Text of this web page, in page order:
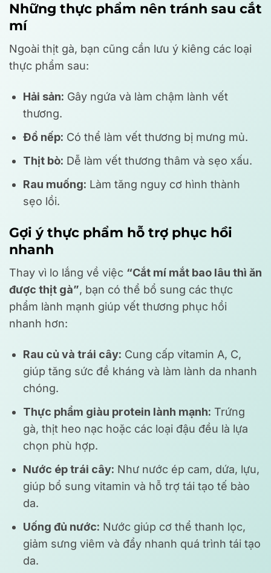
Những thực phẩm nên tránh sau cắt
mí
Ngoài thịt gà, bạn cũng cần lưu ý kiêng các loại
thực phẩm sau:
Hải sản: Gây ngứa và làm chậm lành vết
thương.
Đồ nếp: Có thể làm vết thương bị mưng mủ.
Thịt bò: Dễ làm vết thương thâm và sẹo xấu.
Rau muống: Làm tăng nguy cơ hình thành
sẹo lồi.
Gợi ý thực phẩm hỗ trợ phục hồi
nhanh
Thay vì lo lắng về việc “Cắt mí mắt bao lâu thì ăn
được thịt gà”, bạn có thể bổ sung các thực
phẩm lành mạnh giúp vết thương phục hồi
nhanh hơn:
Rau củ và trái cây: Cung cấp vitamin A, C,
giúp tăng sức đề kháng và làm lành da nhanh
chóng.
Thực phẩm giàu protein lành mạnh: Trứng
gà, thịt heo nạc hoặc các loại đậu đều là lựa
chọn phù hợp.
Nước ép trái cây: Như nước ép cam, dứa, lựu,
giúp bổ sung vitamin và hỗ trợ tái tạo tế bào
da.
Uống đủ nước: Nước giúp cơ thể thanh lọc,
giảm sưng viêm và đẩy nhanh quá trình tái tạo
da.